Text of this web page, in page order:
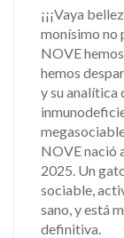
¡¡¡Vaya
monísimo no
NOVE
hemos
y su analítica
NOVE nació
2025. Un
sociable,
sano, y está
definitiva.